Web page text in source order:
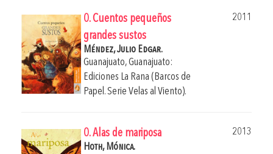
0. Cuentos pequeños
grandes sustos
2011
Méndez, Julio Edgar.
Guanajuato, Guanajuato:
Ediciones La Rana (Barcos de
Papel. Serie Velas al Viento).
0. Alas de mariposa
2013
Hoth, Mónica.